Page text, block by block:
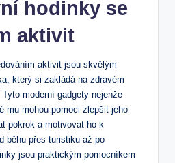
hodinky se
aktivit
aktivit jsou skvělým
který si zakládá na zdravém
moderní gadgety nejenže
mu mohou pomoci zlepšit jeho
pokrok a motivovat ho k
běhu přes turistiku až po
jsou praktickým pomocníkem